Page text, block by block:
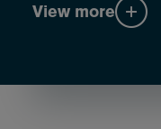
View more